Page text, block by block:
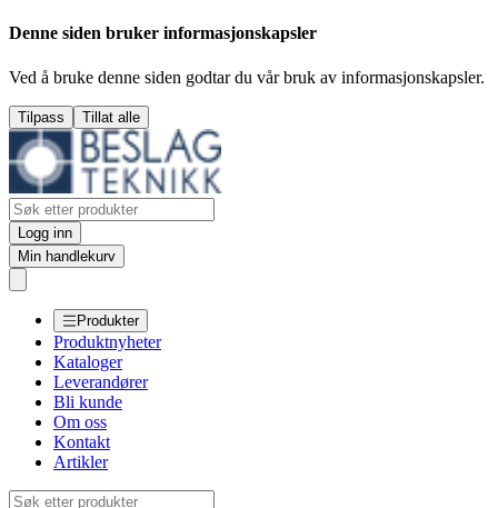
Denne siden bruker informasjonskapsler
Ved å bruke denne siden godtar du vår bruk av informasjonskapsler.
Tilpass Tillat alle
Logg inn
Min handlekurv
Produkter
Produktnyheter
Kataloger
Leverandører
Bli kunde
Om oss
Kontakt
Artikler